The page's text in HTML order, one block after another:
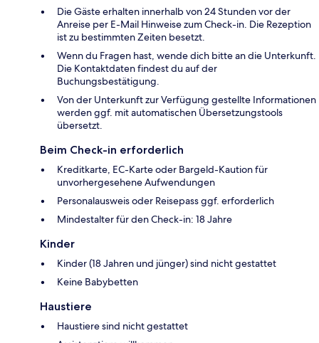
Die Gäste erhalten innerhalb von 24 Stunden vor der
Anreise per E-Mail Hinweise zum Check-in. Die Rezeption
ist zu bestimmten Zeiten besetzt.
Wenn du Fragen hast, wende dich bitte an die Unterkunft.
Die Kontaktdaten findest du auf der
Buchungsbestätigung.
Von der Unterkunft zur Verfügung gestellte Informationen
werden ggf. mit automatischen Übersetzungstools
übersetzt.
Beim Check-in erforderlich
Kreditkarte, EC-Karte oder Bargeld-Kaution für
unvorhergesehene Aufwendungen
Personalausweis oder Reisepass ggf. erforderlich
Mindestalter für den Check-in: 18 Jahre
Kinder
Kinder (18 Jahren und jünger) sind nicht gestattet
Keine Babybetten
Haustiere
Haustiere sind nicht gestattet